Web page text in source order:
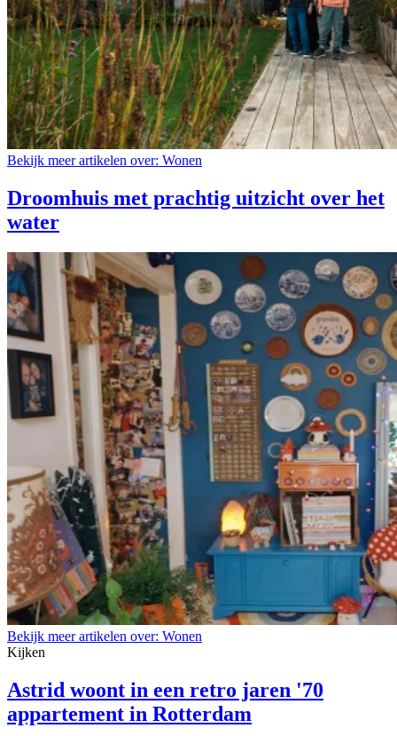
Bekijk meer artikelen over: Wonen
Droomhuis met prachtig uitzicht over het
water
Bekijk meer artikelen over: Wonen
Kijken
Astrid woont in een retro jaren '70
appartement in Rotterdam